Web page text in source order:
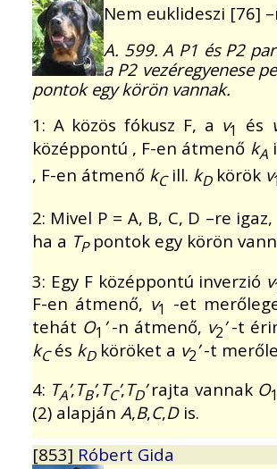
Nem euklideszi [76]
A. 599. A P1 és P2
a P2 vezéregyenese
pontok egy körön vannak.
1: A közös fókusz F, a v1 és
középpontú , F-en átmenő kA
, F-en átmenő kCill. kDkörök v1
2: Mivel P = A, B, C, D –re
ha a TPpontok egy körön
3: Egy F középpontú inverzió v
F-en átmenő, v1 -et
tehát O1 ’-n átmenő, v2’-t
kCés kDköröket a v2’-t
4: TA’,TB’,TC’,TD’rajta vannak O1
(2) alapján A,B,C,Dis.
[853] Róbert Gida